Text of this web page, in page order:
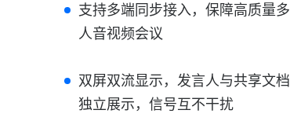
支持多端同步接入，保障高质量多
人音视频会议
双屏双流显示，发言人与共享文档
独立展示，信号互不干扰